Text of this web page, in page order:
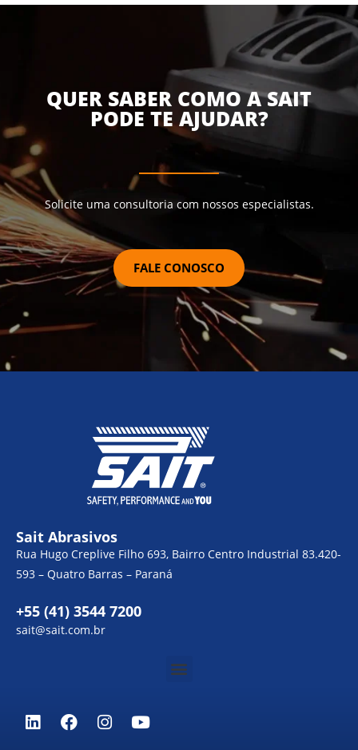
QUER SABER COMO A SAIT
PODE TE AJUDAR?
Solicite uma consultoria com nossos especialistas.
FALE CONOSCO
Sait Abrasivos
Rua Hugo Creplive Filho 693, Bairro Centro Industrial 83.420-
593 – Quatro Barras – Paraná
+55 (41) 3544 7200
sait@sait.com.br
Menu
L
i
F
a
I
n
Y
o